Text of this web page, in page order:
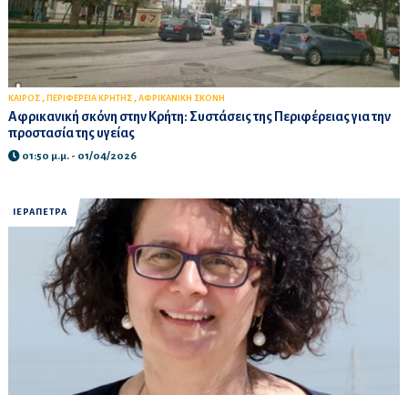
ΚΑΙΡΟΣ , ΠΕΡΙΦΕΡΕΙΑ ΚΡΗΤΗΣ , ΑΦΡΙΚΑΝΙΚΗ ΣΚΟΝΗ
Αφρικανική σκόνη στην Κρήτη: Συστάσεις της Περιφέρειας για την
προστασία της υγείας
01:50 μ.μ. - 01/04/2026
ΙΕΡΑΠΕΤΡΑ